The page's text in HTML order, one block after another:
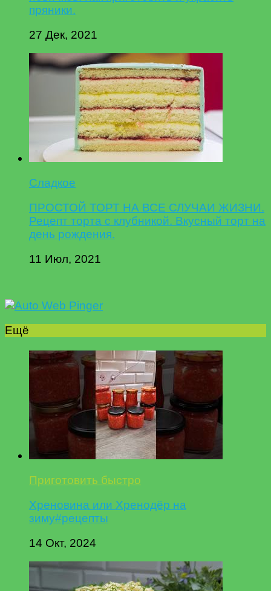
пряники.
27 Дек, 2021
Сладкое
ПРОСТОЙ ТОРТ НА ВСЕ СЛУЧАИ ЖИЗНИ.
Рецепт торта с клубникой. Вкусный торт на
день рождения.
11 Июл, 2021
Ещё
Приготовить быстро
Хреновина или Хренодёр на
зиму#рецепты
14 Окт, 2024